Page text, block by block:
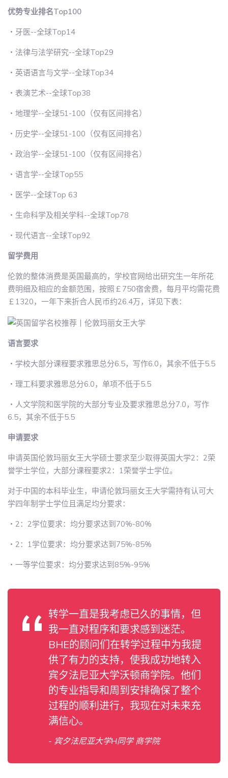
优势专业排名Top100
・牙医--全球Top14
・法律与法学研究--全球Top29
・英语语言与文学--全球Top34
・表演艺术--全球Top38
・地理学--全球51-100（仅有区间排名）
・历史学--全球51-100（仅有区间排名）
・政治学--全球51-100（仅有区间排名）
・语言学--全球Top55
・医学--全球Top 63
・生命科学及相关学科--全球Top78
・现代语言--全球Top92
留学费用
伦敦的整体消费是英国最高的，学校官网给出研究生一年所花
费明细及相应的金额范围，按照￡750宿舍费，每月平均需花费
￡1320，一年下来折合人民币约26.4万，详见下表：
语言要求
・学校大部分课程要求雅思总分6.5，写作6.0，其余不低于5.5
・理工科要求雅思总分6.0，单项不低于5.5
・人文学院和医学院的大部分专业及要求雅思总分7.0，写作
6.5，其余不低于5.5
申请要求
申请英国伦敦玛丽女王大学硕士要求至少取得英国大学2：2荣
誉学士学位，大部分课程要求2：1荣誉学士学位。
对于中国的本科毕业生，申请伦敦玛丽女王大学需持有认可大
学四年制学士学位且满足均分要求：
・2：2学位要求：均分要求达到70%-80%
・2：1学位要求：均分要求达到75%-85%
・一等学位要求：均分要求达到85%-95%
转学一直是我考虑已久的事情，但
我一直对程序和要求感到迷茫。
BHE的顾问们在转学过程中为我提
供了有力的支持，使我成功地转入
宾夕法尼亚大学沃顿商学院。他们
的专业指导和周到安排确保了整个
过程的顺利进行，我现在对未来充
满信心。
- 宾夕法尼亚大学H同学 商学院